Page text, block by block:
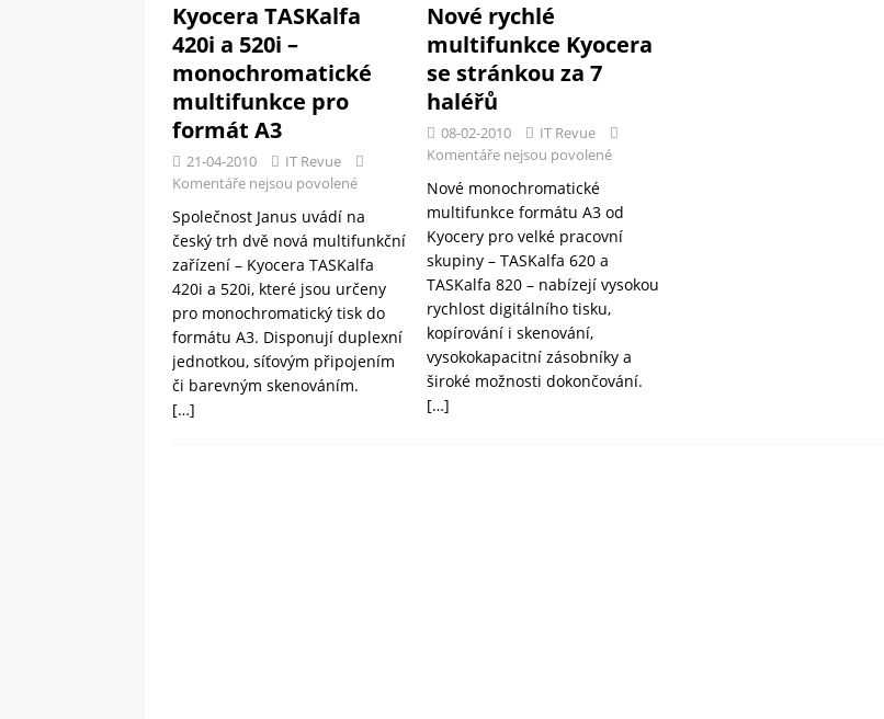
Kyocera TASKalfa
420i a 520i –
monochromatické
multifunkce pro
formát A3
21-04-2010
IT Revue
Komentáře nejsou povolené
Společnost Janus uvádí na
český trh dvě nová multifunkční
zařízení – Kyocera TASKalfa
420i a 520i, které jsou určeny
pro monochromatický tisk do
formátu A3. Disponují duplexní
jednotkou, síťovým připojením
či barevným skenováním.
[…]
Nové rychlé
multifunkce Kyocera
se stránkou za 7
haléřů
08-02-2010
IT Revue
Komentáře nejsou povolené
Nové monochromatické
multifunkce formátu A3 od
Kyocery pro velké pracovní
skupiny – TASKalfa 620 a
TASKalfa 820 – nabízejí vysokou
rychlost digitálního tisku,
kopírování i skenování,
vysokokapacitní zásobníky a
široké možnosti dokončování.
[…]